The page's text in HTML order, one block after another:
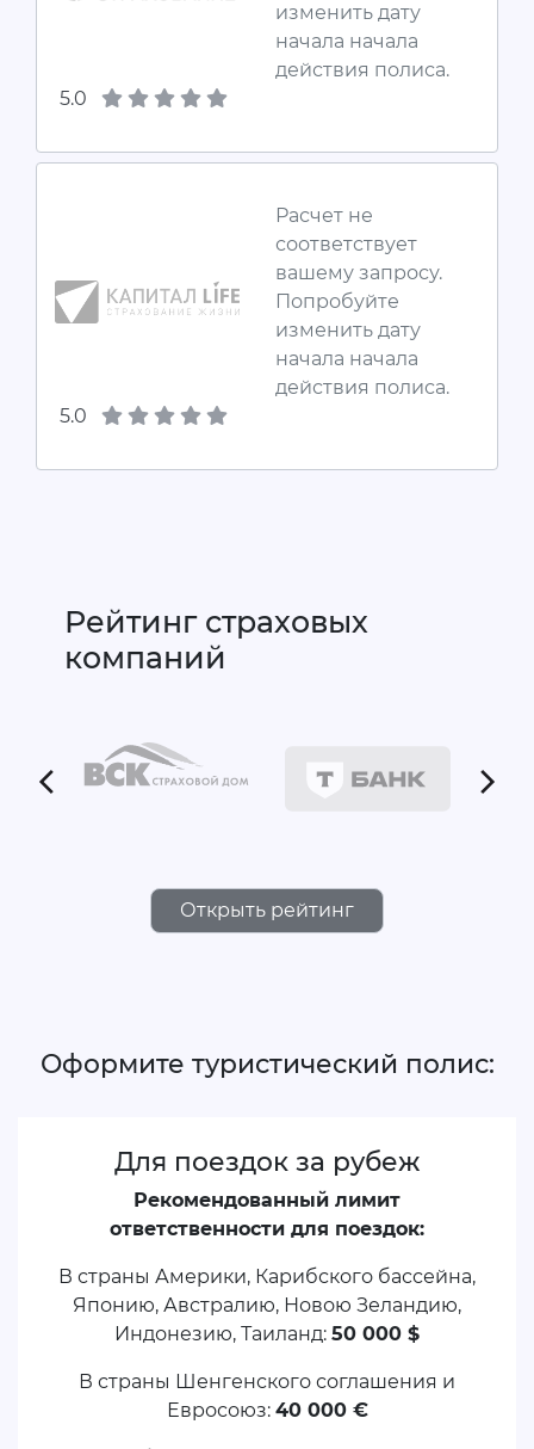
изменить дату
начала начала
действия полиса.
5.0
Расчет не
соответствует
вашему запросу.
Попробуйте
изменить дату
начала начала
действия полиса.
5.0
Рейтинг страховых
компаний
Открыть рейтинг
Оформите туристический полис:
Для поездок за рубеж
Рекомендованный лимит
ответственности для поездок:
В страны Америки, Карибского бассейна,
Японию, Австралию, Новою Зеландию,
Индонезию, Таиланд: 50 000 $
В страны Шенгенского соглашения и
Евросоюз: 40 000 €